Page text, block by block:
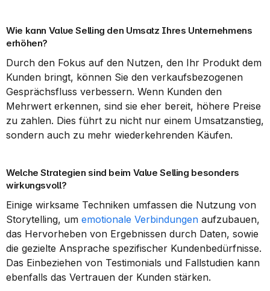
Wie kann Value Selling den Umsatz Ihres Unternehmens
erhöhen?
Durch den Fokus auf den Nutzen, den Ihr Produkt dem
Kunden bringt, können Sie den verkaufsbezogenen
Gesprächsfluss verbessern. Wenn Kunden den
Mehrwert erkennen, sind sie eher bereit, höhere Preise
zu zahlen. Dies führt zu nicht nur einem Umsatzanstieg,
sondern auch zu mehr wiederkehrenden Käufen.
Welche Strategien sind beim Value Selling besonders
wirkungsvoll?
Einige wirksame Techniken umfassen die Nutzung von
Storytelling, um emotionale Verbindungen aufzubauen,
das Hervorheben von Ergebnissen durch Daten, sowie
die gezielte Ansprache spezifischer Kundenbedürfnisse.
Das Einbeziehen von Testimonials und Fallstudien kann
ebenfalls das Vertrauen der Kunden stärken.